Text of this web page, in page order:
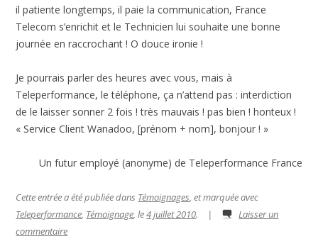
il patiente longtemps, il paie la communication, France
Telecom s’enrichit et le Technicien lui souhaite une bonne
journée en raccrochant ! O douce ironie !
Je pourrais parler des heures avec vous, mais à
Teleperformance, le téléphone, ça n’attend pas : interdiction
de le laisser sonner 2 fois ! très mauvais ! pas bien ! honteux !
« Service Client Wanadoo, [prénom + nom], bonjour ! »
Un futur employé (anonyme) de Teleperformance France
Cette entrée a été publiée dans Témoignages, et marquée avec
Teleperformance, Témoignage, le4 juillet 2010. |
Laisser un
commentaire